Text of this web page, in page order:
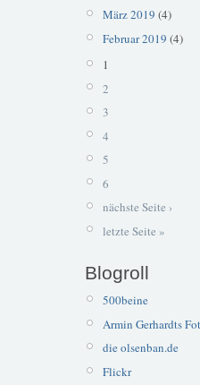
März 2019 (4)
Februar 2019 (4)
1
2
3
4
5
6
nächste Seite ›
letzte Seite »
Blogroll
500beine
Armin Gerhardts
die olsenban.de
Flickr